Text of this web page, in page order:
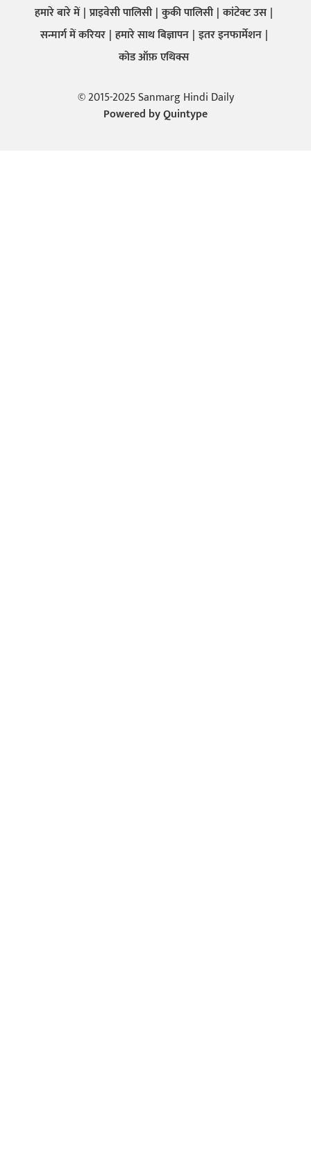
हमारे बारे में प्राइवेसी पालिसी कुकी पालिसी कांटेक्ट उस
सन्मार्ग में करियर हमारे साथ बिज्ञापन इतर इनफार्मेशन
कोड ऑफ़ एथिक्स
© 2015-2025 Sanmarg Hindi Daily
Powered byQuintype